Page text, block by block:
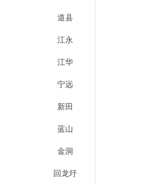
道县
江永
江华
宁远
新田
蓝山
金洞
回龙圩